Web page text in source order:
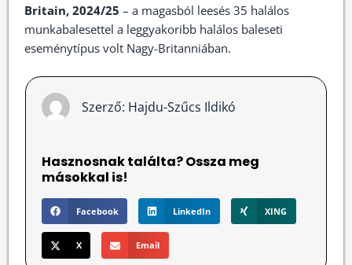
Britain, 2024/25 – a magasból leesés 35 halálos
munkabalesettel a leggyakoribb halálos baleseti
eseménytípus volt Nagy-Britanniában.
Szerző: Hajdu-Szűcs Ildikó
Hasznosnak találta? Ossza meg
másokkal is!
Facebook LinkedIn XING
X Email